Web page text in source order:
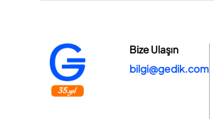
Bize Ulaşın
bilgi@gedik.com